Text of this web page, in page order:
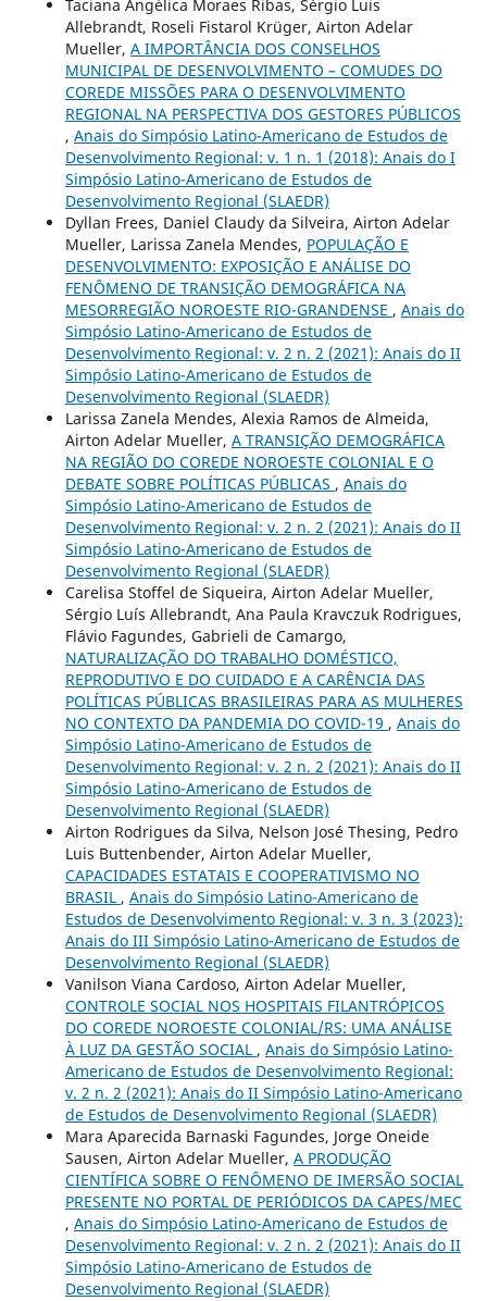
Taciana Angélica Moraes Ribas, Sérgio Luis
Allebrandt, Roseli Fistarol Krüger, Airton Adelar
Mueller, A IMPORTÂNCIA DOS CONSELHOS
MUNICIPAL DE DESENVOLVIMENTO – COMUDES DO
COREDE MISSÕES PARA O DESENVOLVIMENTO
REGIONAL NA PERSPECTIVA DOS GESTORES PÚBLICOS
, Anais do Simpósio Latino-Americano de Estudos de
Desenvolvimento Regional: v. 1 n. 1 (2018): Anais do I
Simpósio Latino-Americano de Estudos de
Desenvolvimento Regional (SLAEDR)
Dyllan Frees, Daniel Claudy da Silveira, Airton Adelar
Mueller, Larissa Zanela Mendes, POPULAÇÃO E
DESENVOLVIMENTO: EXPOSIÇÃO E ANÁLISE DO
FENÔMENO DE TRANSIÇÃO DEMOGRÁFICA NA
MESORREGIÃO NOROESTE RIO-GRANDENSE , Anais do
Simpósio Latino-Americano de Estudos de
Desenvolvimento Regional: v. 2 n. 2 (2021): Anais do II
Simpósio Latino-Americano de Estudos de
Desenvolvimento Regional (SLAEDR)
Larissa Zanela Mendes, Alexia Ramos de Almeida,
Airton Adelar Mueller, A TRANSIÇÃO DEMOGRÁFICA
NA REGIÃO DO COREDE NOROESTE COLONIAL E O
DEBATE SOBRE POLÍTICAS PÚBLICAS , Anais do
Simpósio Latino-Americano de Estudos de
Desenvolvimento Regional: v. 2 n. 2 (2021): Anais do II
Simpósio Latino-Americano de Estudos de
Desenvolvimento Regional (SLAEDR)
Carelisa Stoffel de Siqueira, Airton Adelar Mueller,
Sérgio Luís Allebrandt, Ana Paula Kravczuk Rodrigues,
Flávio Fagundes, Gabrieli de Camargo,
NATURALIZAÇÃO DO TRABALHO DOMÉSTICO,
REPRODUTIVO E DO CUIDADO E A CARÊNCIA DAS
POLÍTICAS PÚBLICAS BRASILEIRAS PARA AS MULHERES
NO CONTEXTO DA PANDEMIA DO COVID-19 , Anais do
Simpósio Latino-Americano de Estudos de
Desenvolvimento Regional: v. 2 n. 2 (2021): Anais do II
Simpósio Latino-Americano de Estudos de
Desenvolvimento Regional (SLAEDR)
Airton Rodrigues da Silva, Nelson José Thesing, Pedro
Luis Buttenbender, Airton Adelar Mueller,
CAPACIDADES ESTATAIS E COOPERATIVISMO NO
BRASIL , Anais do Simpósio Latino-Americano de
Estudos de Desenvolvimento Regional: v. 3 n. 3 (2023):
Anais do III Simpósio Latino-Americano de Estudos de
Desenvolvimento Regional (SLAEDR)
Vanilson Viana Cardoso, Airton Adelar Mueller,
CONTROLE SOCIAL NOS HOSPITAIS FILANTRÓPICOS
DO COREDE NOROESTE COLONIAL/RS: UMA ANÁLISE
À LUZ DA GESTÃO SOCIAL , Anais do Simpósio Latino-
Americano de Estudos de Desenvolvimento Regional:
v. 2 n. 2 (2021): Anais do II Simpósio Latino-Americano
de Estudos de Desenvolvimento Regional (SLAEDR)
Mara Aparecida Barnaski Fagundes, Jorge Oneide
Sausen, Airton Adelar Mueller, A PRODUÇÃO
CIENTÍFICA SOBRE O FENÔMENO DE IMERSÃO SOCIAL
PRESENTE NO PORTAL DE PERIÓDICOS DA CAPES/MEC
, Anais do Simpósio Latino-Americano de Estudos de
Desenvolvimento Regional: v. 2 n. 2 (2021): Anais do II
Simpósio Latino-Americano de Estudos de
Desenvolvimento Regional (SLAEDR)